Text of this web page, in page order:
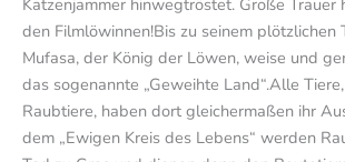
Katzenjammer hinwegtröstet. Große Trauer
den Filmlöwinnen!Bis zu seinem plötzlichen
Mufasa, der König der Löwen, weise und
das sogenannte „Geweihte Land“.Alle
Raubtiere, haben dort gleichermaßen ihr
dem „Ewigen Kreis des Lebens“ werden